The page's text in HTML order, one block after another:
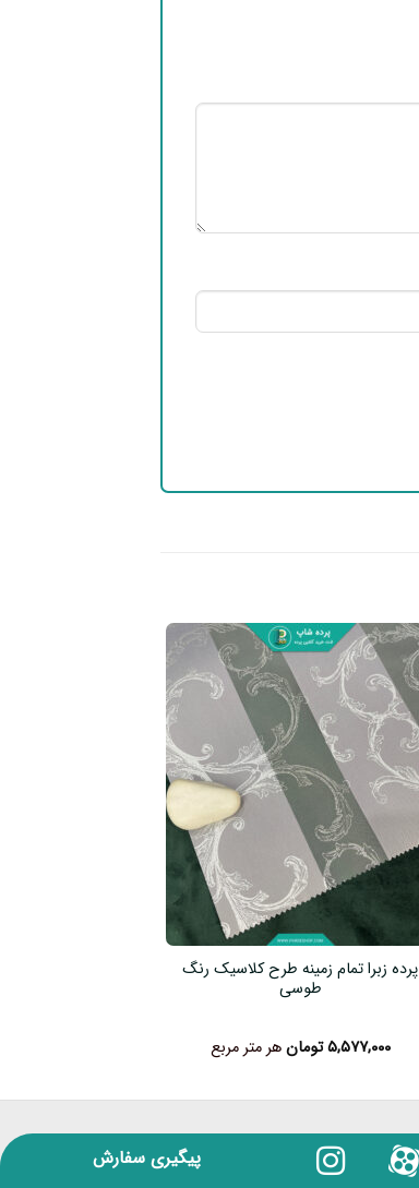
پرده زبرا تمام زمینه طرح کلاسیک رنگ
طوسی
۵,۵۷۷,۰۰۰تومانهر متر مربع
پیگیری سفارش